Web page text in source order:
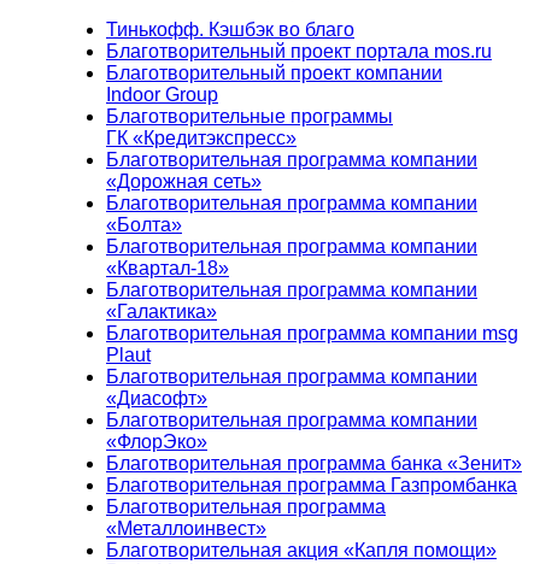
Тинькофф. Кэшбэк во благо
Благотворительный проект портала mos.ru
Благотворительный проект компании
Indoor Group
Благотворительные программы
ГК «Кредитэкспресс»
Благотворительная программа компании
«Дорожная сеть»
Благотворительная программа компании
«Болта»
Благотворительная программа компании
«Квартал-18»
Благотворительная программа компании
«Галактика»
Благотворительная программа компании msg
Plaut
Благотворительная программа компании
«Диасофт»
Благотворительная программа компании
«ФлорЭко»
Благотворительная программа банка «Зенит»
Благотворительная программа Газпромбанка
Благотворительная программа
«Металлоинвест»
Благотворительная акция «Капля помощи»